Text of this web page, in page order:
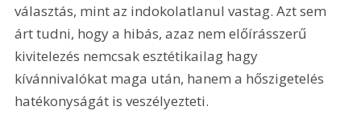
választás, mint az indokolatlanul vastag. Azt sem
árt tudni, hogy a hibás, azaz nem előírásszerű
kivitelezés nemcsak esztétikailag hagy
kívánnivalókat maga után, hanem a hőszigetelés
hatékonyságát is veszélyezteti.